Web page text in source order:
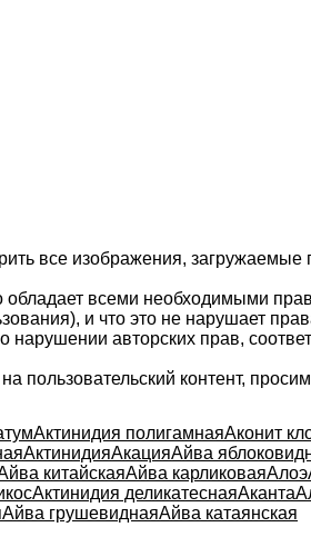
все изображения,
обладает всеми необходимыми
и что это не нарушает
нарушении авторских прав,
пользовательский контент,
Актинидия полигамнаяАконит
АктинидияАкацияАйва
китайскаяАйва карликоваяАлоэ
Актинидия деликатеснаяАканта
Айва грушевиднаяАйва катаянская